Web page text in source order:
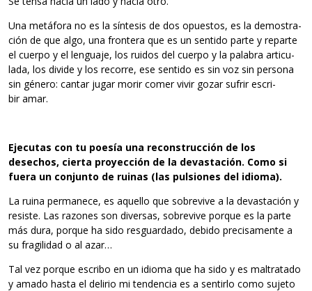
Una metá­fora no es la sín­te­sis de dos opues­tos, es la demos­tra­
ción de que algo, una fron­tera que es un sen­tido parte y reparte
el cuerpo y el len­guaje, los rui­dos del cuerpo y la pala­bra arti­cu­
lada, los divide y los reco­rre, ese sen­tido es sin voz sin per­sona
sin género: can­tar jugar morir comer vivir gozar sufrir escri­
bir amar.
Eje­cu­tas con tu poe­sía una recons­truc­ción de los
desechos, cierta pro­yec­ción de la devas­ta­ción. Como si
fuera un con­junto de rui­nas (las pul­sio­nes del idioma).
La ruina per­ma­nece, es aque­llo que sobre­vive a la devas­ta­ción y
resiste. Las razo­nes son diver­sas, sobre­vive por­que es la parte
más dura, por­que ha sido res­guar­dado, debido pre­ci­sa­mente a
su fra­gi­li­dad o al azar…
Tal vez por­que escribo en un idioma que ha sido y es mal­tra­tado
y amado hasta el deli­rio mi ten­den­cia es a sen­tirlo como sujeto